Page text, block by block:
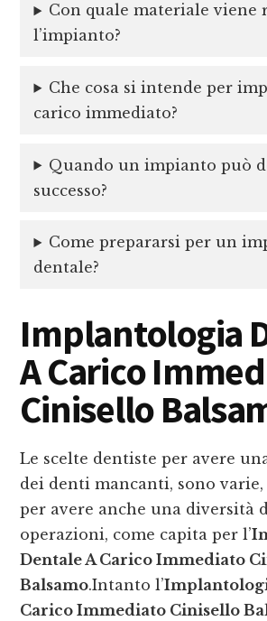
Con quale materiale viene
l’impianto?
Che cosa si intende per
carico immediato?
Quando un impianto può
successo?
Come prepararsi per un
dentale?
Implantologia
A Carico
Cinisello
Le scelte dentiste per avere
dei denti mancanti, sono
per avere anche una diversità
operazioni, come capita per l’
Dentale A Carico Immediato
Balsamo.Intanto l’
Carico Immediato Cinisello